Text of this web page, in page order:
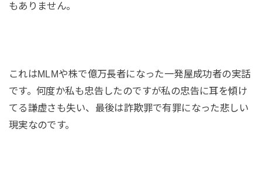
もありません。
これはMLMや株で億万長者になった一発屋成功者の実話
です。何度か私も忠告したのですが私の忠告に耳を傾け
てる謙虚さも失い、最後は詐欺罪で有罪になった悲しい
現実なのです。